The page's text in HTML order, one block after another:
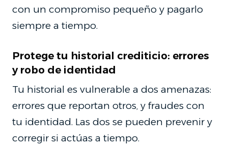
con un compromiso pequeño y pagarlo
siempre a tiempo.
Protege tu historial crediticio: errores
y robo de identidad
Tu historial es vulnerable a dos amenazas:
errores que reportan otros, y fraudes con
tu identidad. Las dos se pueden prevenir y
corregir si actúas a tiempo.